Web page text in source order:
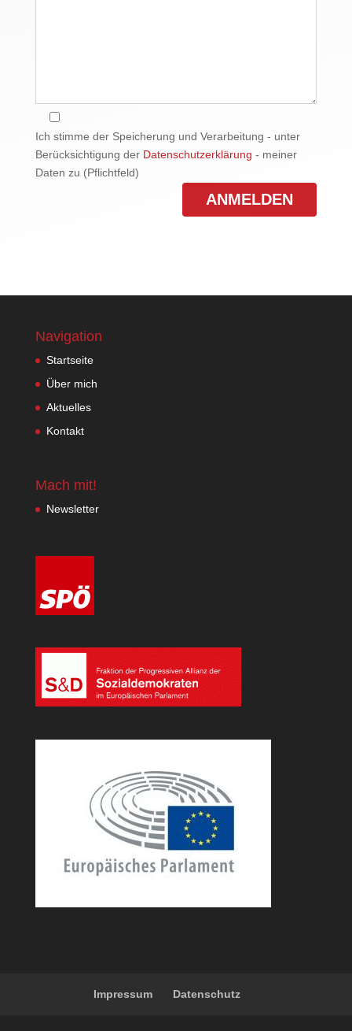
Ich stimme der Speicherung und Verarbeitung - unter
Berücksichtigung der Datenschutzerklärung - meiner
Daten zu (Pflichtfeld)
Navigation
Startseite
Über mich
Aktuelles
Kontakt
Mach mit!
Newsletter
Impressum Datenschutz